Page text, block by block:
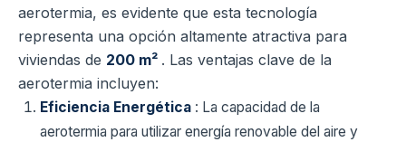
aerotermia, es evidente que esta tecnología
representa una opción altamente atractiva para
viviendas de 200 m² . Las ventajas clave de la
aerotermia incluyen:
Eficiencia Energética : La capacidad de la
aerotermia para utilizar energía renovable del aire y